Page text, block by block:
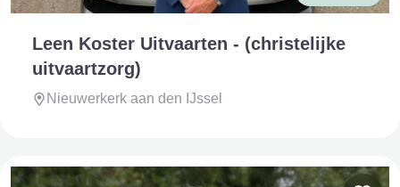
Leen Koster Uitvaarten - (christelijke
uitvaartzorg)
Nieuwerkerk aan den IJssel